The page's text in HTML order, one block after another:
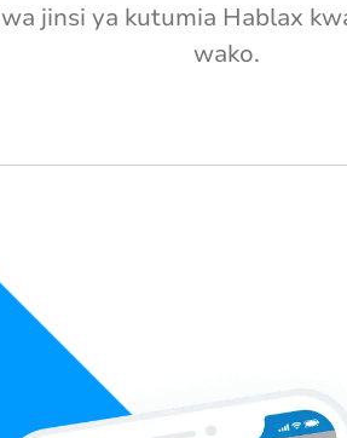
wa jinsi ya kutumia Hablax
wako.